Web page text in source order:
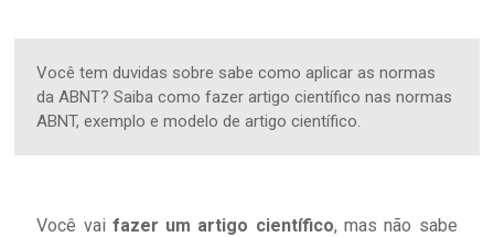
Você tem duvidas sobre sabe como aplicar as normas
da ABNT? Saiba como fazer artigo científico nas normas
ABNT, exemplo e modelo de artigo científico.
Você vai fazer um artigo científico, mas não sabe